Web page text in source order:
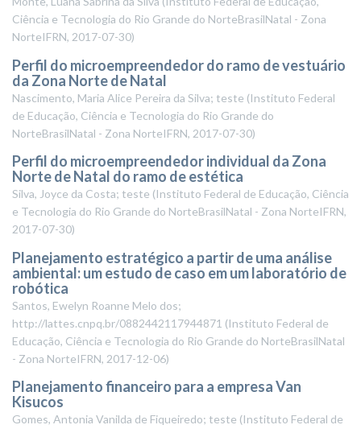
Ciência e Tecnologia do Rio Grande do NorteBrasilNatal - Zona
NorteIFRN, 2017-07-30)
Perfil do microempreendedor do ramo de vestuário
da Zona Norte de Natal
Nascimento, Maria Alice Pereira da Silva; teste (Instituto Federal
de Educação, Ciência e Tecnologia do Rio Grande do
NorteBrasilNatal - Zona NorteIFRN, 2017-07-30)
Perfil do microempreendedor individual da Zona
Norte de Natal do ramo de estética
Silva, Joyce da Costa; teste (Instituto Federal de Educação, Ciência
e Tecnologia do Rio Grande do NorteBrasilNatal - Zona NorteIFRN,
2017-07-30)
Planejamento estratégico a partir de uma análise
ambiental: um estudo de caso em um laboratório de
robótica
Santos, Ewelyn Roanne Melo dos;
http://lattes.cnpq.br/0882442117944871 (Instituto Federal de
Educação, Ciência e Tecnologia do Rio Grande do NorteBrasilNatal
- Zona NorteIFRN, 2017-12-06)
Planejamento financeiro para a empresa Van
Kisucos
Gomes, Antonia Vanilda de Fiqueiredo; teste (Instituto Federal de